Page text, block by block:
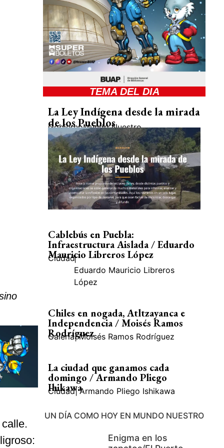
TEMA DEL DIA
La Ley Indígena desde la mirada
de los Pueblos
GobiernoMundo Nuestro
Cablebús en Puebla:
Infraestructura Aislada / Eduardo
Mauricio Libreros López
Ciudad|
Eduardo Mauricio Libreros
López
Chiles en nogada, Atltzayanca e
Independencia / Moisés Ramos
Rodríguez
Galería| Moisés Ramos Rodríguez
La ciudad que ganamos cada
domingo / Armando Pliego
Ihikawa
Ciudad| Armando Pliego Ishikawa
UN DÍA COMO HOY EN MUNDO NUESTRO
Enigma en los